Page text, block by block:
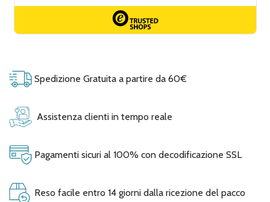
Spedizione Gratuita a partire da 60€
Assistenza clienti in tempo reale
Pagamenti sicuri al 100% con decodificazione SSL
Reso facile entro 14 giorni dalla ricezione del pacco